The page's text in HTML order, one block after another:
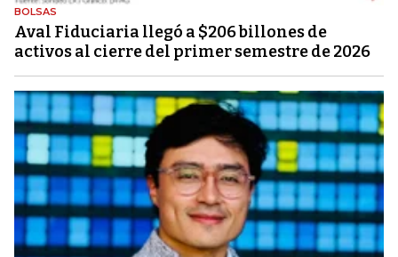
BOLSAS
Aval Fiduciaria llegó a $206 billones de
activos al cierre del primer semestre de 2026